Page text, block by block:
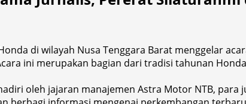
di wilayah Nusa Tenggara Barat menggelar
ini merupakan bagian dari tradisi tahunan
oleh jajaran manajemen Astra Motor NTB,